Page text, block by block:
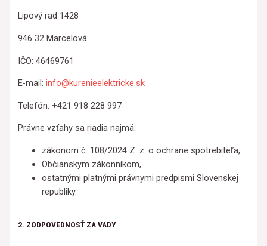
Lipový rad 1428
946 32 Marcelová
IČO: 46469761
E-mail:info@kurenieelektricke.sk
Telefón: +421 918 228 997
Právne vzťahy sa riadia najmä:
zákonom č. 108/2024 Z. z. o ochrane spotrebiteľa,
Občianskym zákonníkom,
ostatnými platnými právnymi predpismi Slovenskej
republiky.
2. ZODPOVEDNOSŤ ZA VADY